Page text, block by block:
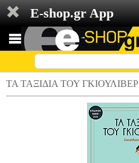
E-shop.gr App
ΤΑ ΤΑΞΙΔΙΑ ΤΟΥ ΓΚΙΟΥΛΙΒΕΡ